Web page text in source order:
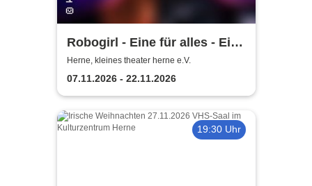
Robogirl - Eine für alles - Eine
Komödie aus der nahen
Zukunft
Herne, kleines theater herne e.V.
07.11.2026 - 22.11.2026
19:30 Uhr